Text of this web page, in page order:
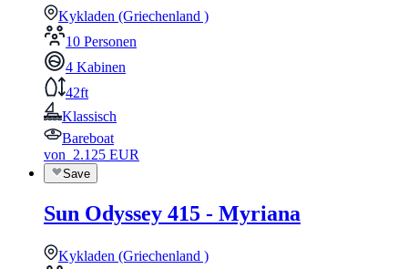
Kykladen (Griechenland )
10 Personen
4 Kabinen
42ft
Klassisch
Bareboat
von 2.125 EUR
Save
Sun Odyssey 415 - Myriana
Kykladen (Griechenland )